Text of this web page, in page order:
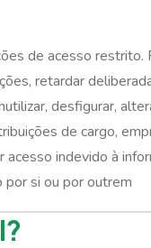
de acesso
retardar
desfigurar,
de cargo,
indevido à
si ou por outrem